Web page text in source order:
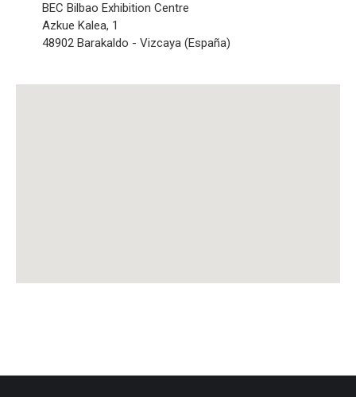
BEC Bilbao Exhibition Centre
Azkue Kalea, 1
48902 Barakaldo - Vizcaya (España)